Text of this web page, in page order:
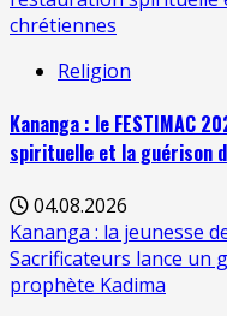
chrétiennes
Religion
Kananga : le FESTIMAC
spirituelle et la guérison
04.08.2026
Kananga : la jeunesse
Sacrificateurs lance un
prophète Kadima